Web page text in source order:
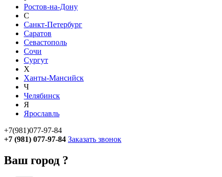
Ростов-на-Дону
С
Санкт-Петербург
Саратов
Севастополь
Сочи
Сургут
Х
Ханты-Мансийск
Ч
Челябинск
Я
Ярославль
+7(981)077-97-84
+7 (981) 077-97-84 Заказать звонок
Ваш город ?